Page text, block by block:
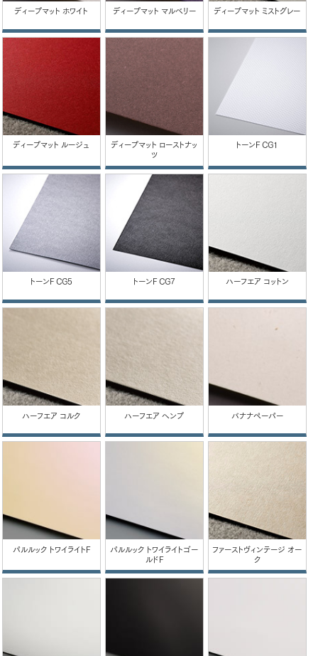
ディープマット ホワイト ディープマット マルベリー ディープマット ミストグレー
ディープマット ルージュ
ディープマット ローストナッ
ツ
トーンF CG1
トーンF CG5 トーンF CG7 ハーフエア コットン
ハーフエア コルク ハーフエア ヘンプ バナナペーパー
パルルック トワイライトF
パルルック トワイライトゴー
ルドF
ファーストヴィンテージ オー
ク